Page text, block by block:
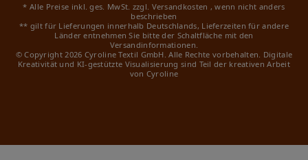
* Alle Preise inkl. ges. MwSt. zzgl. Versandkosten , wenn nicht anders
beschrieben
** gilt für Lieferungen innerhalb Deutschlands, Lieferzeiten für andere
Länder entnehmen Sie bitte der Schaltfläche mit den
Versandinformationen.
© Copyright 2026 Cyroline Textil GmbH. Alle Rechte vorbehalten. Digitale
Kreativität und KI-gestützte Visualisierung sind Teil der kreativen Arbeit
von Cyroline